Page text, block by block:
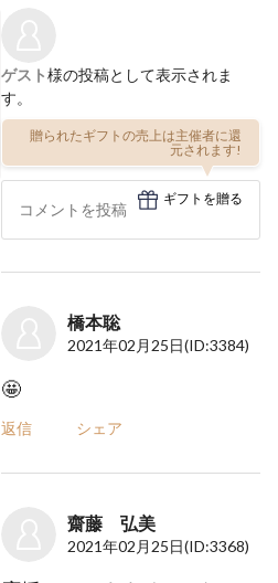
ゲスト様の投稿として表示されま
す。
贈られたギフトの売上は主催者に還
元されます!
ギフトを贈る
橋本聡
2021年02月25日(ID:3384)
🤩
返信 シェア
齋藤 弘美
2021年02月25日(ID:3368)